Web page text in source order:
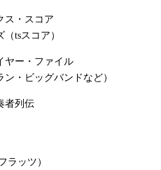
ス・スコア
tsスコア）
ヤー・ファイル
・ビッグバンドなど）
者列伝
ラッツ）